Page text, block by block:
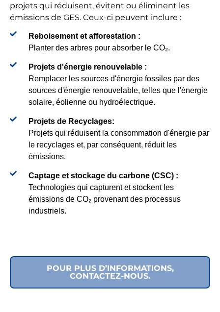
projets qui réduisent, évitent ou éliminent les
émissions de GES. Ceux-ci peuvent inclure :
Reboisement et afforestation :
Planter des arbres pour absorber le CO₂.
Projets d'énergie renouvelable :
Remplacer les sources d'énergie fossiles par des
sources d'énergie renouvelable, telles que l'énergie
solaire, éolienne ou hydroélectrique.
Projets de Recyclages:
Projets qui réduisent la consommation d'énergie par
le recyclages et, par conséquent, réduit les
émissions.
Captage et stockage du carbone (CSC) :
Technologies qui capturent et stockent les
émissions de CO₂ provenant des processus
industriels.
POUR PLUS D’INFORMATIONS,
CONTACTEZ-NOUS.